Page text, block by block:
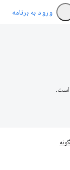
ورود به برنامه
است.